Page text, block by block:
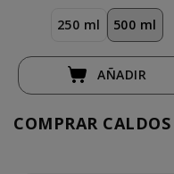
250 ml 500 ml
AÑADIR
COMPRAR